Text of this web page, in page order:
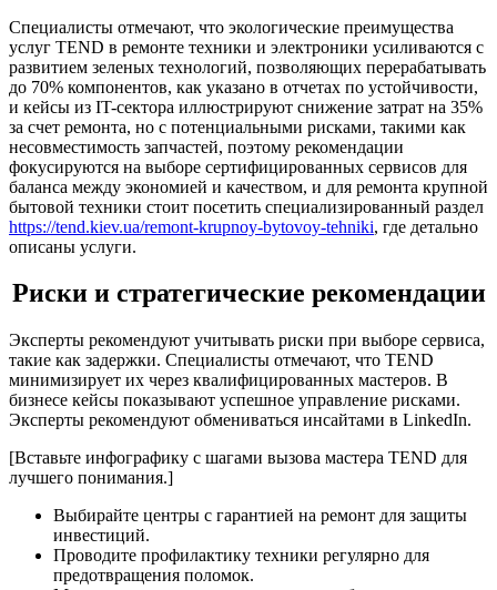
Специалисты отмечают, что экологические преимущества
услуг TEND в ремонте техники и электроники усиливаются с
развитием зеленых технологий, позволяющих перерабатывать
до 70% компонентов, как указано в отчетах по устойчивости,
и кейсы из IT-сектора иллюстрируют снижение затрат на 35%
за счет ремонта, но с потенциальными рисками, такими как
несовместимость запчастей, поэтому рекомендации
фокусируются на выборе сертифицированных сервисов для
баланса между экономией и качеством, и для ремонта крупной
бытовой техники стоит посетить специализированный раздел
https://tend.kiev.ua/remont-krupnoy-bytovoy-tehniki, где детально
описаны услуги.
Риски и стратегические рекомендации
Эксперты рекомендуют учитывать риски при выборе сервиса,
такие как задержки. Специалисты отмечают, что TEND
минимизирует их через квалифицированных мастеров. В
бизнесе кейсы показывают успешное управление рисками.
Эксперты рекомендуют обмениваться инсайтами в LinkedIn.
[Вставьте инфографику с шагами вызова мастера TEND для
лучшего понимания.]
Выбирайте центры с гарантией на ремонт для защиты
инвестиций.
Проводите профилактику техники регулярно для
предотвращения поломок.